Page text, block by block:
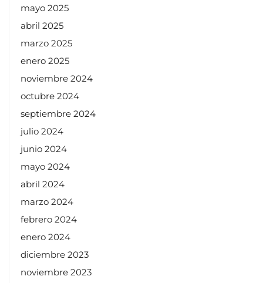
mayo 2025
abril 2025
marzo 2025
enero 2025
noviembre 2024
octubre 2024
septiembre 2024
julio 2024
junio 2024
mayo 2024
abril 2024
marzo 2024
febrero 2024
enero 2024
diciembre 2023
noviembre 2023